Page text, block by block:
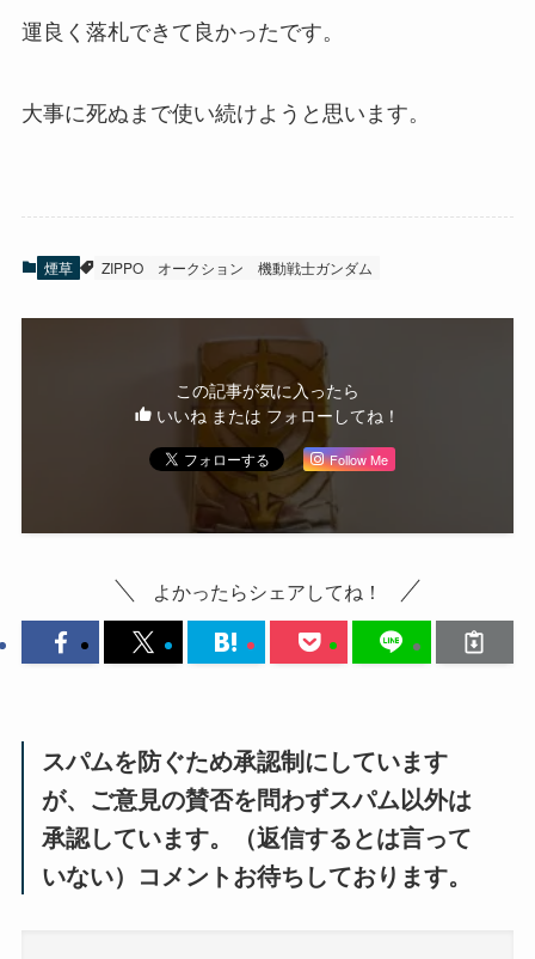
運良く落札できて良かったです。
大事に死ぬまで使い続けようと思います。
煙草 ZIPPO オークション 機動戦士ガンダム
この記事が気に入ったら
いいね または フォローしてね！
Follow Me
よかったらシェアしてね！
スパムを防ぐため承認制にしています
が、ご意見の賛否を問わずスパム以外は
承認しています。（返信するとは言って
いない）コメントお待ちしております。